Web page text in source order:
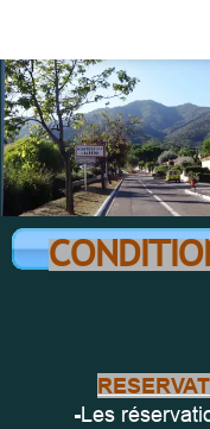
-Les